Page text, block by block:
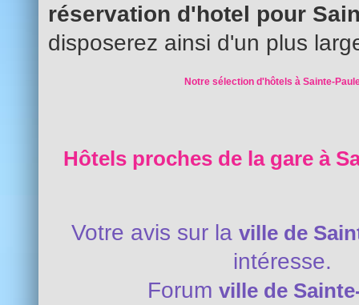
réservation d'hotel pour
disposerez ainsi d'un plus
Notre sélection d'hôtels à Sainte-
Hôtels proches de la gare à
Votre avis sur la ville de
intéresse.
Forum ville de